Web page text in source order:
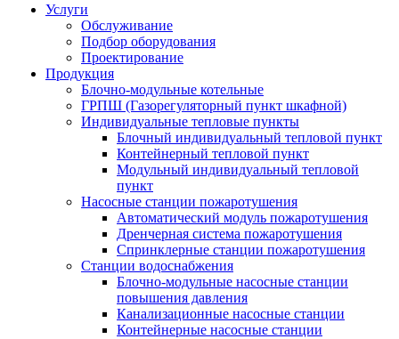
Услуги
Обслуживание
Подбор оборудования
Проектирование
Продукция
Блочно-модульные котельные
ГРПШ (Газорегуляторный пункт шкафной)
Индивидуальные тепловые пункты
Блочный индивидуальный тепловой пункт
Контейнерный тепловой пункт
Модульный индивидуальный тепловой
пункт
Насосные станции пожаротушения
Автоматический модуль пожаротушения
Дренчерная система пожаротушения
Спринклерные станции пожаротушения
Станции водоснабжения
Блочно-модульные насосные станции
повышения давления
Канализационные насосные станции
Контейнерные насосные станции